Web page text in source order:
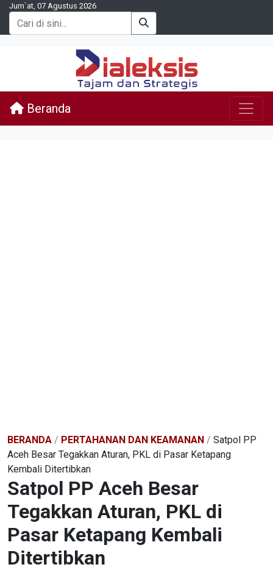
Jum`at, 07 Agustus 2026
Beranda
BERANDA / PERTAHANAN DAN KEAMANAN / Satpol PP
Aceh Besar Tegakkan Aturan, PKL di Pasar Ketapang
Kembali Ditertibkan
Satpol PP Aceh Besar
Tegakkan Aturan, PKL di
Pasar Ketapang Kembali
Ditertibkan